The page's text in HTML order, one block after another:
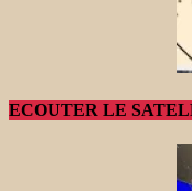
ECOUTER LE